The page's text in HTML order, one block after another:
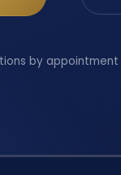
by appointment